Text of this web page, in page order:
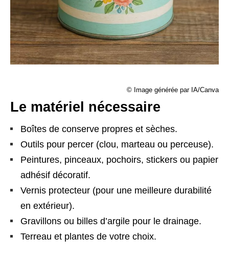
© Image générée par IA/Canva
Le matériel nécessaire
Boîtes de conserve propres et sèches.
Outils pour percer (clou, marteau ou perceuse).
Peintures, pinceaux, pochoirs, stickers ou papier
adhésif décoratif.
Vernis protecteur (pour une meilleure durabilité
en extérieur).
Gravillons ou billes d’argile pour le drainage.
Terreau et plantes de votre choix.